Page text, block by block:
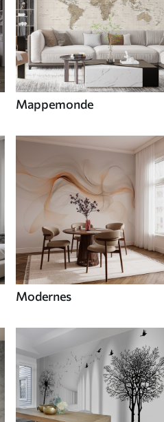
Mappemonde
Modernes